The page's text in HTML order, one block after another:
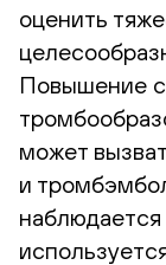
оценить
Повышение
может
и